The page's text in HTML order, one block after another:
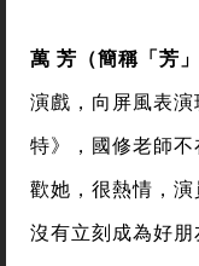
萬 芳（簡稱「芳」
演戲，向屏風表
特》，國修老師
歡她，很熱情，
沒有立刻成為好朋